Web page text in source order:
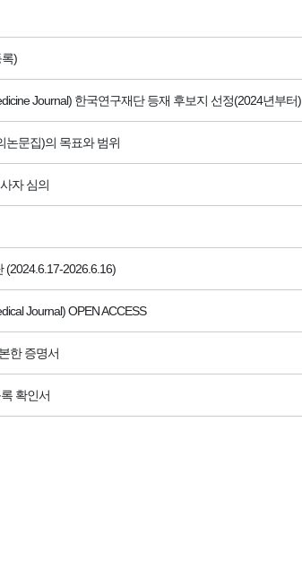
)
Journal) 한국연구재단 등재 후보지 선정(2024년부터)
논문집)의 목표와 범위
자 심의
2026.6.16)
Journal) OPEN ACCESS
한 증명서
확인서